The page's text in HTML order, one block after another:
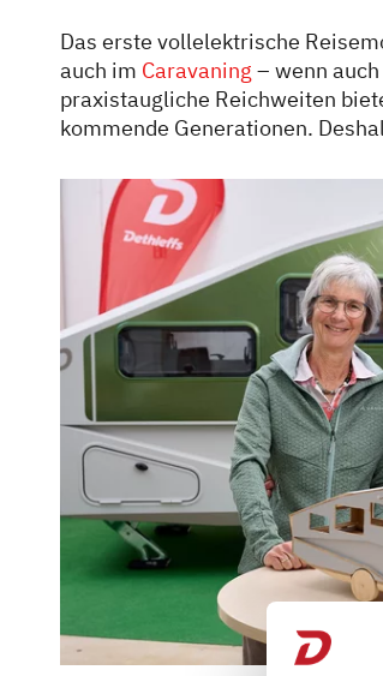
Das erste vollelektrische
auch im Caravaning – wenn
praxistaugliche Reichweiten
kommende Generationen.